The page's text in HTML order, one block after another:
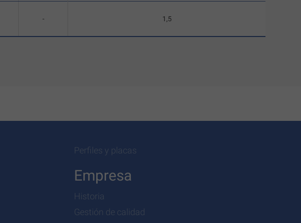
- 1,5
Perfiles y placas
Empresa
Historia
Gestión de calidad